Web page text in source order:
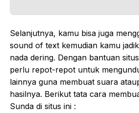
Selanjutnya, kamu bisa juga
sound of text kemudian kamu
nada dering. Dengan bantuan
perlu repot-repot untuk
lainnya guna membuat suara
hasilnya. Berikut tata cara
Sunda di situs ini :